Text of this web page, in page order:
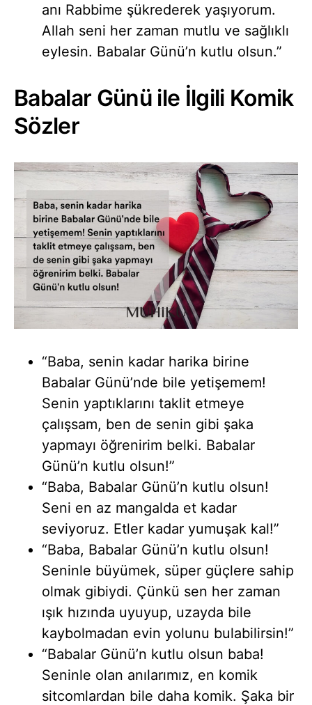
anı Rabbime şükrederek yaşıyorum.
Allah seni her zaman mutlu ve sağlıklı
eylesin. Babalar Günü’n kutlu olsun.”
Babalar Günü ile İlgili Komik
Sözler
“Baba, senin kadar harika birine
Babalar Günü’nde bile yetişemem!
Senin yaptıklarını taklit etmeye
çalışsam, ben de senin gibi şaka
yapmayı öğrenirim belki. Babalar
Günü’n kutlu olsun!”
“Baba, Babalar Günü’n kutlu olsun!
Seni en az mangalda et kadar
seviyoruz. Etler kadar yumuşak kal!”
“Baba, Babalar Günü’n kutlu olsun!
Seninle büyümek, süper güçlere sahip
olmak gibiydi. Çünkü sen her zaman
ışık hızında uyuyup, uzayda bile
kaybolmadan evin yolunu bulabilirsin!”
“Babalar Günü’n kutlu olsun baba!
Seninle olan anılarımız, en komik
sitcomlardan bile daha komik. Şaka bir